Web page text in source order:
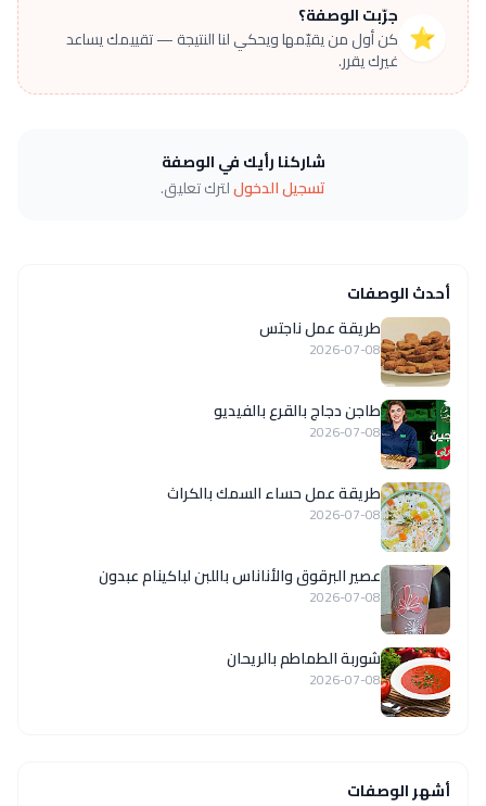
⭐
جرّبت الوصفة؟
كن أول من يقيّمها ويحكي لنا النتيجة — تقييمك يساعد
غيرك يقرر.
شاركنا رأيك في الوصفة
تسجيل الدخوللترك تعليق.
أحدث الوصفات
طريقة عمل ناجتس
2026-07-08
طاجن دجاج بالقرع بالفيديو
2026-07-08
طريقة عمل حساء السمك بالكراث
2026-07-08
عصير البرقوق والأناناس باللبن لباكينام عبدون
2026-07-08
شوربة الطماطم بالريحان
2026-07-08
أشهر الوصفات